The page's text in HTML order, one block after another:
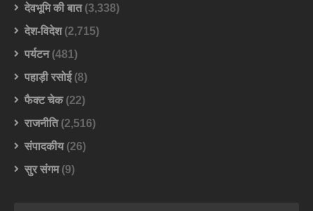
देवभूमि की बात(3,338)
देश-विदेश(2,715)
पर्यटन(481)
पहाड़ी रसोई(8)
फैक्ट चेक(22)
राजनीति(2,516)
संपादकीय(26)
सुर संगम(9)